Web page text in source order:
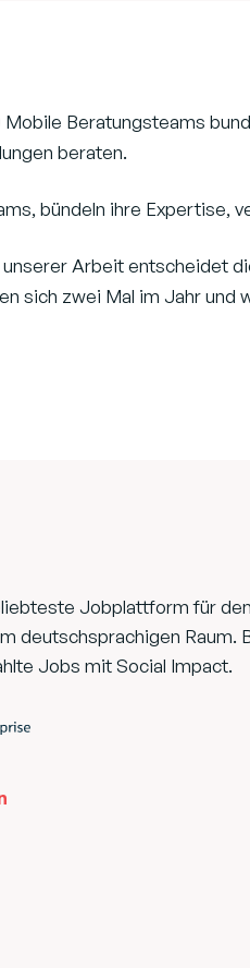
Beratungsteams
beraten.
bündeln ihre Expertise,
Arbeit entscheidet
sich zwei Mal im Jahr und
Jobplattform für den
deutschsprachigen Raum.
Jobs mit Social Impact.